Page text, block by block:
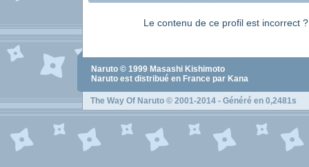
Le contenu de ce profil est incorrect
Naruto © 1999 Masashi Kishimoto
Naruto est distribué en France par Kana
The Way Of Naruto © 2001-2014 - Généré en 0,2481s